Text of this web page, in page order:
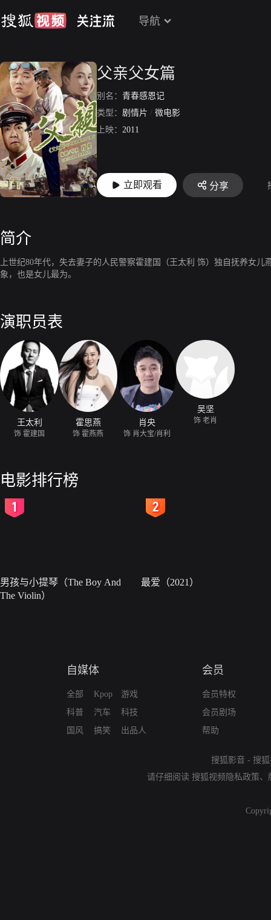
导航
父亲父女篇
别名： 青春感恩记
类型： 剧情片 / 微电影
上映： 2011
立即观看 分享
简介
上世纪80年代，失去妻子的人民警察霍建国（王太利 饰）独自抚养女
象，也是女儿最为。
演职员表
王太利
饰 霍建国
霍思燕
饰 霍燕燕
肖央
饰 肖大宝/肖利
吴坚
饰 老肖
电影排行榜
男孩与小提琴（The Boy And
The Violin）
最爱（2021）
自媒体
全部
科普
国风
Kpop
汽车
搞笑
游戏
科技
出品人
会员
会员特权
会员剧场
帮助
搜狐影音 - 搜
请仔细阅读 搜狐视频隐私政策、